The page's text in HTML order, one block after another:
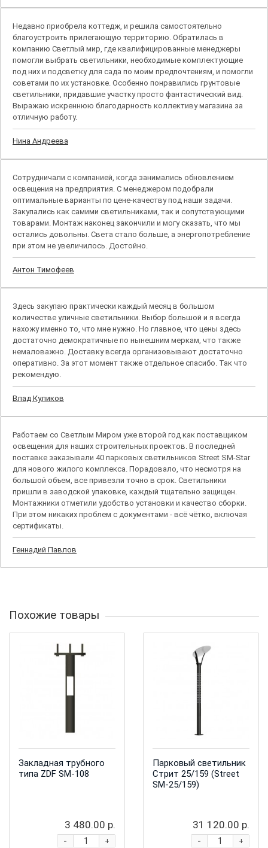
Недавно приобрела коттедж, и решила самостоятельно
благоустроить прилегающую территорию. Обратилась в
компанию Светлый мир, где квалифицированные менеджеры
помогли выбрать светильники, необходимые комплектующие
под них и подсветку для сада по моим предпочтениям, и помогли
советами по их установке. Особенно понравились грунтовые
светильники, придавшие участку просто фантастический вид.
Выражаю искреннюю благодарность коллективу магазина за
отличную работу.
Нина Андреева
Сотрудничали с компанией, когда занимались обновлением
освещения на предприятия. С менеджером подобрали
оптимальные варианты по цене-качеству под наши задачи.
Закупались как самими светильниками, так и сопутствующими
товарами. Монтаж наконец закончили и могу сказать, что мы
остались довольны. Света стало больше, а энергопотребление
при этом не увеличилось. Достойно.
Антон Тимофеев
Здесь закупаю практически каждый месяц в большом
количестве уличные светильники. Выбор большой и я всегда
нахожу именно то, что мне нужно. Но главное, что цены здесь
достаточно демократичные по нынешним меркам, что также
немаловажно. Доставку всегда организовывают достаточно
оперативно. За этот момент также отдельное спасибо. Так что
рекомендую.
Влад Куликов
Работаем со Светлым Миром уже второй год как поставщиком
освещения для наших строительных проектов. В последней
поставке заказывали 40 парковых светильников Street SM-Star
для нового жилого комплекса. Порадовало, что несмотря на
большой объем, все привезли точно в срок. Светильники
пришли в заводской упаковке, каждый тщательно защищен.
Монтажники отметили удобство установки и качество сборки.
При этом никаких проблем с документами - всё чётко, включая
сертификаты.
Геннадий Павлов
Похожие товары
Закладная трубного
типа ZDF SM-108
3 480.00 р.
+
-
Парковый светильник
Стрит 25/159 (Street
SM-25/159)
31 120.00 р.
+
-